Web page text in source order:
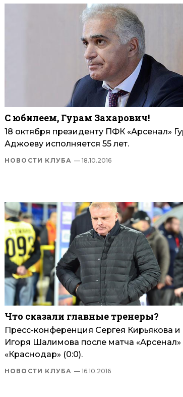
С юбилеем, Гурам Захарович!
18 октября президенту ПФК «Арсенал»
Аджоеву исполняется 55 лет.
НОВОСТИ КЛУБА — 18.10.2016
Что сказали главные тренеры?
Пресс-конференция Сергея Кирьякова и
Игоря Шалимова после матча «Арсенал»
«Краснодар» (0:0).
НОВОСТИ КЛУБА — 16.10.2016